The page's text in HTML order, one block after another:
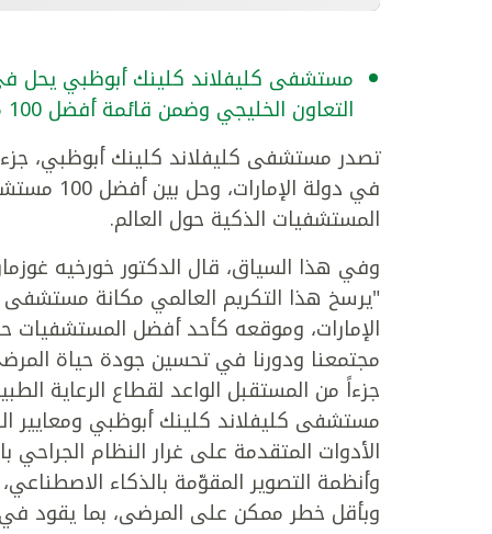
مستشفى كليفلاند كلينك أبوظبي يحل
التعاون الخليجي وضمن قائمة أفضل 100 مستشفى ذكي عالمياً من "نيوزويك" لعام 2023.
تصدر مستشفى كليفلاند كلينك أبوظبي،
في دولة
المستشفيات الذكية حول العالم.
وفي هذا السياق، قال الدكتور خورخيه
"يرسخ هذا التكريم العالمي مكانة
الإمارات، وموقعه كأحد أفضل المستشفيات
مجتمعنا ودورنا في تحسين جودة حياة
جزءاً من المستقبل الواعد لقطاع الرعاية
مستشفى كليفلاند كلينك أبوظبي ومعايير
الأدوات المتقدمة على غرار النظام
وأنظمة التصوير المقوّمة بالذكاء
وبأقل خطر ممكن على المرضى، بما يقود